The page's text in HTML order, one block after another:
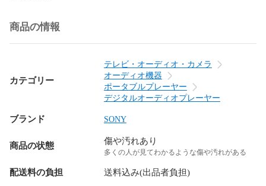
商品の情報
カテゴリー
テレビ・オーディオ・カメラ
オーディオ機器
ポータブルプレーヤー
デジタルオーディオプレーヤー
ブランド SONY
商品の状態 傷や汚れあり
多くの人が見てわかるような傷や汚れがある
配送料の負担 送料込み(出品者負担)